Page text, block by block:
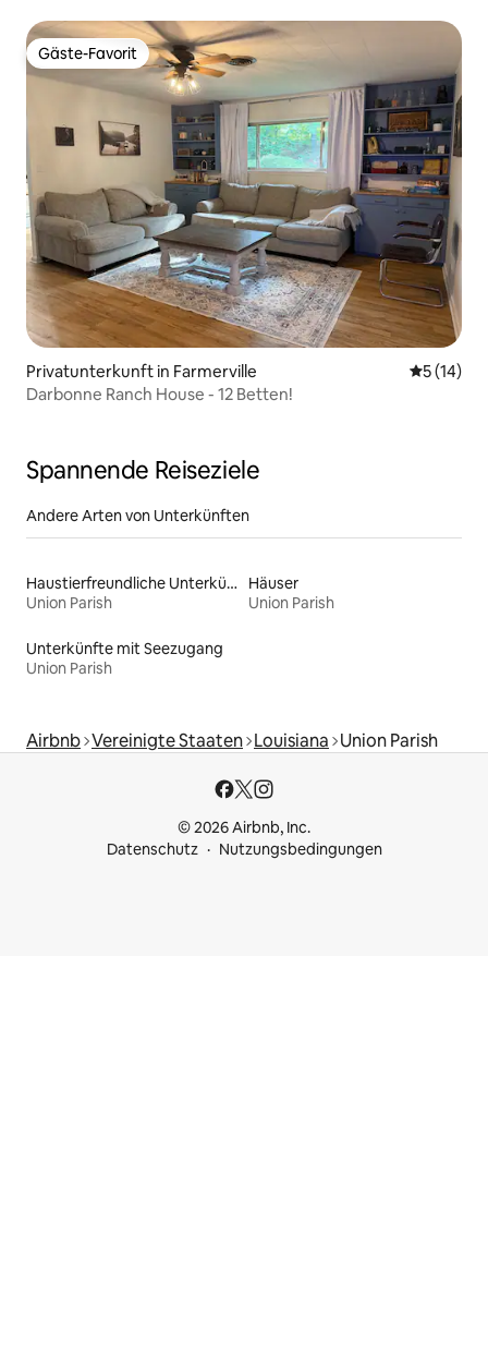
Gäste-Favorit
Gäste-Favorit
Privatunterkunft in Farmerville
5 (14)
Darbonne Ranch House - 12 Betten!
Spannende Reiseziele
Andere Arten von Unterkünften
Haustierfreundliche Unterkünfte
Union Parish
Häuser
Union Parish
Unterkünfte mit Seezugang
Union Parish
Airbnb Vereinigte Staaten Louisiana Union Parish
© 2026 Airbnb, Inc.
Datenschutz
Nutzungsbedingungen